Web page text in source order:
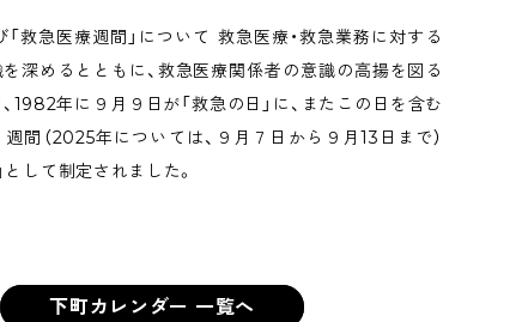
「救急医療週間」について 救急医療・救急業務に対する
深めるとともに、救急医療関係者の意識の高揚を図る
1982年に９月９日が「救急の日」に、またこの日を含む
間（2025年については、９月７日から９月13日まで）
として制定されました。
下町カレンダー 一覧へ